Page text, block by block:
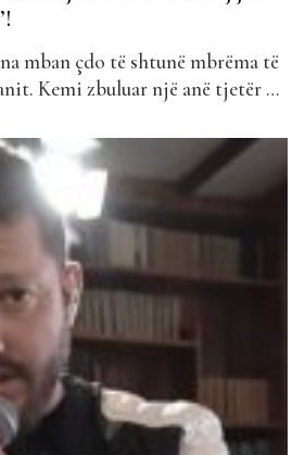
mban çdo të shtunë mbrëma të
Kemi zbuluar një anë tjetër që
e tyre më të mira ndër vite.
”A Live...